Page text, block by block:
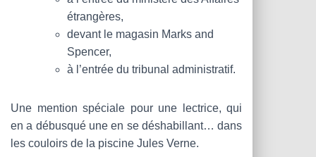
étrangères,
devant le magasin Marks and
Spencer,
à l’entrée du tribunal administratif.
Une mention spéciale pour une lectrice, qui
en a débusqué une en se déshabillant… dans
les couloirs de la piscine Jules Verne.